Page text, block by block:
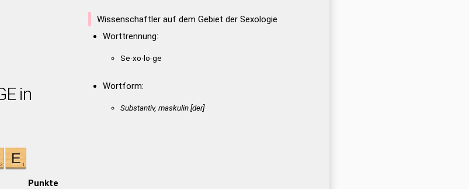
in
Punkte
Wissenschaftler auf dem Gebiet der Sexologie
Worttrennung:
Se·xo·lo·ge
Wortform:
Substantiv, maskulin [der]